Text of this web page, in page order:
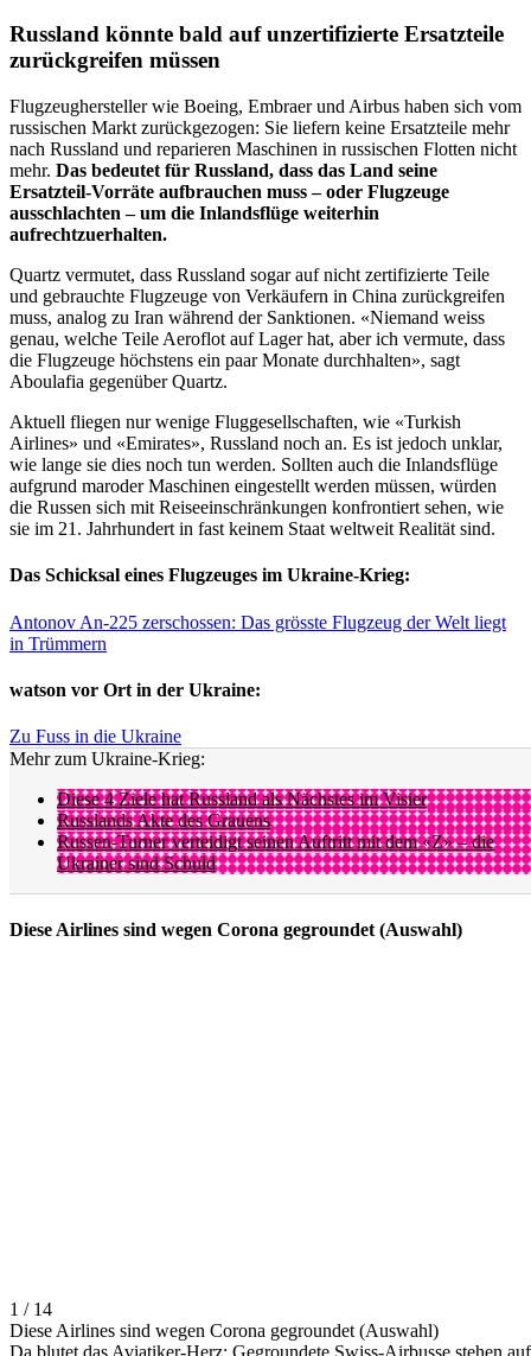
Russland könnte bald auf unzertifizierte Ersatzteile
zurückgreifen müssen
Flugzeughersteller wie Boeing, Embraer und Airbus haben sich vom
russischen Markt zurückgezogen: Sie liefern keine Ersatzteile mehr
nach Russland und reparieren Maschinen in russischen Flotten nicht
mehr. Das bedeutet für Russland, dass das Land seine
Ersatzteil-Vorräte aufbrauchen muss – oder Flugzeuge
ausschlachten – um die Inlandsflüge weiterhin
aufrechtzuerhalten.
Quartz vermutet, dass Russland sogar auf nicht zertifizierte Teile
und gebrauchte Flugzeuge von Verkäufern in China zurückgreifen
muss, analog zu Iran während der Sanktionen. «Niemand weiss
genau, welche Teile Aeroflot auf Lager hat, aber ich vermute, dass
die Flugzeuge höchstens ein paar Monate durchhalten», sagt
Aboulafia gegenüber Quartz.
Aktuell fliegen nur wenige Fluggesellschaften, wie «Turkish
Airlines» und «Emirates», Russland noch an. Es ist jedoch unklar,
wie lange sie dies noch tun werden. Sollten auch die Inlandsflüge
aufgrund maroder Maschinen eingestellt werden müssen, würden
die Russen sich mit Reiseeinschränkungen konfrontiert sehen, wie
sie im 21. Jahrhundert in fast keinem Staat weltweit Realität sind.
Das Schicksal eines Flugzeuges im Ukraine-Krieg:
Antonov An-225 zerschossen: Das grösste Flugzeug der Welt liegt
in Trümmern
watson vor Ort in der Ukraine:
Zu Fuss in die Ukraine
Mehr zum Ukraine-Krieg:
Diese 4 Ziele hat Russland als Nächstes im Visier
Russlands Akte des Grauens
Russen-Turner verteidigt seinen Auftritt mit dem «Z» – die
Ukrainer sind Schuld
Diese Airlines sind wegen Corona gegroundet (Auswahl)
1 / 14
Diese Airlines sind wegen Corona gegroundet (Auswahl)
Da blutet das Aviatiker-Herz: Gegroundete Swiss-Airbusse stehen auf